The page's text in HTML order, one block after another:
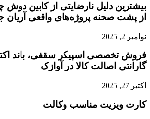
بیشترین دلیل نارضایتی از کابین
از پشت صحنه پروژه‌های واقعی آریان
نوامبر 2, 2025
فروش تخصصی اسپیکر سقفی، باند
گارانتی اصالت کالا در آوازک
اکتبر 27, 2025
کارت ویزیت مناسب وکالت